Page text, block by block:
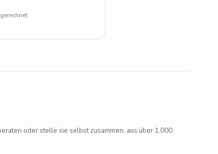
oder stelle sie selbst zusammen, aus über 1.000